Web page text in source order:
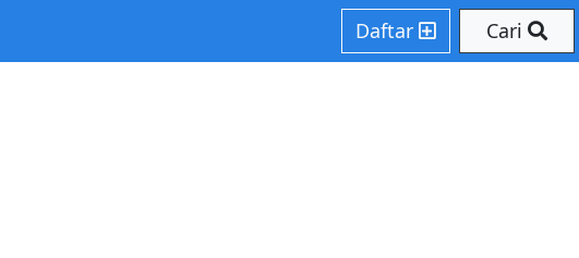
Daftar Cari